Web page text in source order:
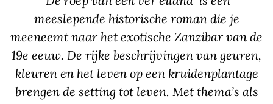
meeslepende historische roman die je
meeneemt naar het exotische Zanzibar van de
19e eeuw. De rijke beschrijvingen van geuren,
kleuren en het leven op een kruidenplantage
brengen de setting tot leven. Met thema’s als